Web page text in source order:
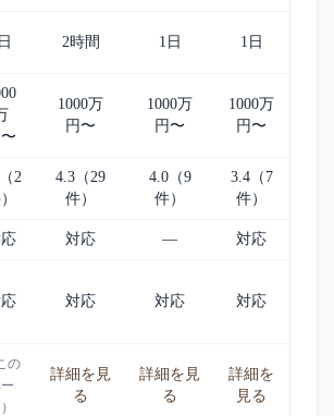
2時間 1日 1日
1000万
円〜
1000万
円〜
1000万
円〜
2
4.3（29
件）
4.0（9
件）
3.4（7
件）
対応 — 対応
対応 対応 対応
の
詳細を見
る
詳細を見
る
詳細を
見る